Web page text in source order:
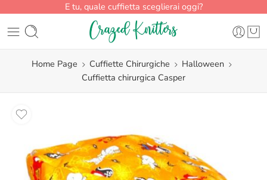
E tu, quale cuffietta sceglierai oggi?
Home Page Cuffiette Chirurgiche
Halloween
Cuffietta chirurgica Casper